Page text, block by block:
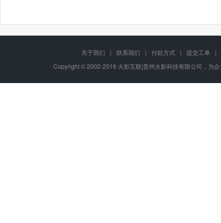
关于我们 | 联系我们 | 付款方式 | 提交工单
|
Copyright © 2002-2016 火影互联|贵州火影科技有限公司，为